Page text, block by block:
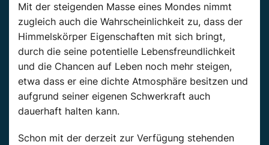
Mit der steigenden Masse eines Mondes nimmt
zugleich auch die Wahrscheinlichkeit zu, dass der
Himmelskörper Eigenschaften mit sich bringt,
durch die seine potentielle Lebensfreundlichkeit
und die Chancen auf Leben noch mehr steigen,
etwa dass er eine dichte Atmosphäre besitzen und
aufgrund seiner eigenen Schwerkraft auch
dauerhaft halten kann.
Schon mit der derzeit zur Verfügung stehenden